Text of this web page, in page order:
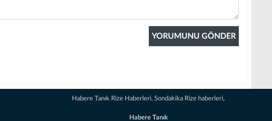
Habere Tanık Rize Haberleri, Sondakika Rize haberleri,
Habere Tanık